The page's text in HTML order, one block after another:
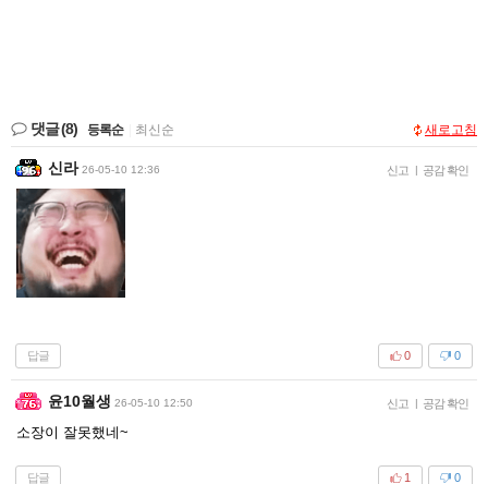
댓글(8) 등록순 최신순 새로고침
신라 26-05-10 12:36 신고 | 공감 확인
답글 0
0
윤10월생 26-05-10 12:50 신고 | 공감 확인
소장이 잘못했네~
답글 0
1